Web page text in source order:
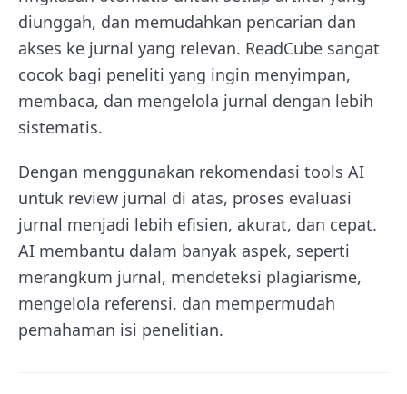
diunggah, dan memudahkan pencarian dan
akses ke jurnal yang relevan. ReadCube sangat
cocok bagi peneliti yang ingin menyimpan,
membaca, dan mengelola jurnal dengan lebih
sistematis.
Dengan menggunakan rekomendasi tools AI
untuk review jurnal di atas, proses evaluasi
jurnal menjadi lebih efisien, akurat, dan cepat.
AI membantu dalam banyak aspek, seperti
merangkum jurnal, mendeteksi plagiarisme,
mengelola referensi, dan mempermudah
pemahaman isi penelitian.